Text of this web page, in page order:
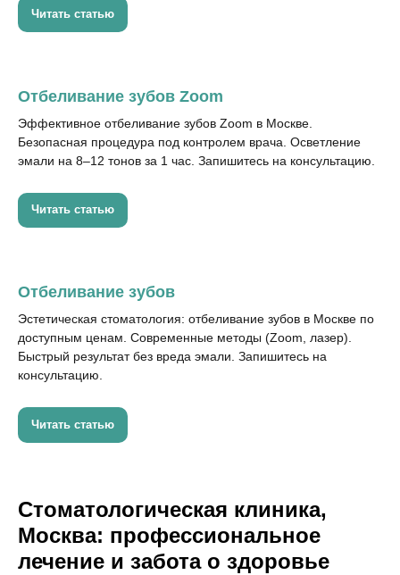
Читать статью
Отбеливание зубов Zoom
Эффективное отбеливание зубов Zoom в Москве.
Безопасная процедура под контролем врача. Осветление
эмали на 8–12 тонов за 1 час. Запишитесь на консультацию.
Читать статью
Отбеливание зубов
Эстетическая стоматология: отбеливание зубов в Москве по
доступным ценам. Современные методы (Zoom, лазер).
Быстрый результат без вреда эмали. Запишитесь на
консультацию.
Читать статью
Стоматологическая клиника,
Москва: профессиональное
лечение и забота о здоровье